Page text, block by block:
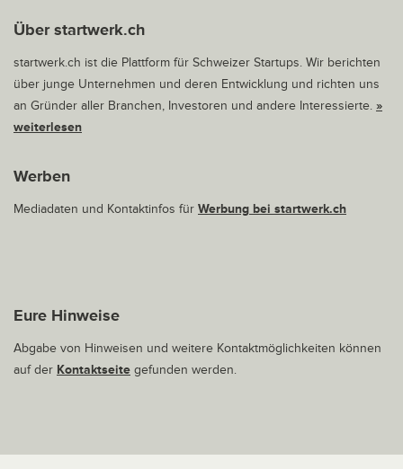
Über startwerk.ch
startwerk.ch ist die Plattform für Schweizer Startups. Wir berichten
über junge Unternehmen und deren Entwicklung und richten uns
an Gründer aller Branchen, Investoren und andere Interessierte. »
weiterlesen
Werben
Mediadaten und Kontaktinfos für Werbung bei startwerk.ch
Eure Hinweise
Abgabe von Hinweisen und weitere Kontaktmöglichkeiten können
auf der Kontaktseite gefunden werden.